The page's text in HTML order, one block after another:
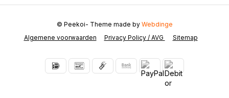
Algemene voorwaarden Privacy Policy / AVG Sitemap
© Peekoi- Theme made by Webdinge